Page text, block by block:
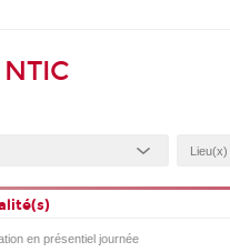
en présentiel journée